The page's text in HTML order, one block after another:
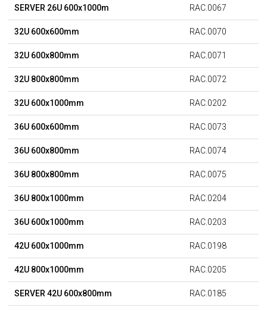
SERVER 26U 600x1000m RAC.0067
32U 600x600mm RAC.0070
32U 600x800mm RAC.0071
32U 800x800mm RAC.0072
32U 600x1000mm RAC.0202
36U 600x600mm RAC.0073
36U 600x800mm RAC.0074
36U 800x800mm RAC.0075
36U 800x1000mm RAC.0204
36U 600x1000mm RAC.0203
42U 600x1000mm RAC.0198
42U 800x1000mm RAC.0205
SERVER 42U 600x800mm RAC.0185